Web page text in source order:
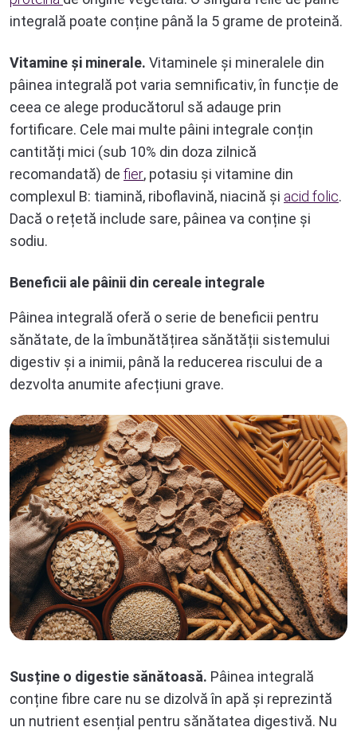
integrală poate conține până la 5 grame de proteină.
Vitamine și minerale. Vitaminele și mineralele din
pâinea integrală pot varia semnificativ, în funcție de
ceea ce alege producătorul să adauge prin
fortificare. Cele mai multe pâini integrale conțin
cantități mici (sub 10% din doza zilnică
recomandată) de fier, potasiu și vitamine din
complexul B: tiamină, riboflavină, niacină și acid folic.
Dacă o rețetă include sare, pâinea va conține și
sodiu.
Beneficii ale pâinii din cereale integrale
Pâinea integrală oferă o serie de beneficii pentru
sănătate, de la îmbunătățirea sănătății sistemului
digestiv și a inimii, până la reducerea riscului de a
dezvolta anumite afecțiuni grave.
Susține o digestie sănătoasă. Pâinea integrală
conține fibre care nu se dizolvă în apă și reprezintă
un nutrient esențial pentru sănătatea digestivă. Nu